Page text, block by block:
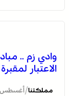
وادي زم ..
الاعتبار
مملكتنا/أغسطس 7, 2026
الجديدة ..